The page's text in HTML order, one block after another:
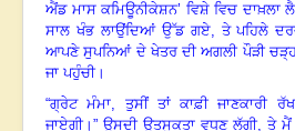
ਐਂਡ ਮਾਸ ਕਮਿਊਨੀਕੇਸ਼ਨ’ ਵਿਸ਼ੇ ਵਿਚ ਦਾਖ਼ਲਾ
ਸਾਲ ਖੰਭ ਲਾਉਂਦਿਆਂ ਉੱਡ ਗਏ, ਤੇ ਪਹਿਲੇ
ਆਪਣੇ ਸੁਪਨਿਆਂ ਦੇ ਖੇਤਰ ਦੀ ਅਗਲੀ ਪੌੜੀ
ਜਾ ਪਹੁੰਚੀ।
“ਗ੍ਰੇਟ ਮੰਮਾ, ਤੁਸੀਂ ਤਾਂ ਕਾਫ਼ੀ ਜਾਣਕਾਰੀ
ਜਾਏਗੀ। ” ਉਸਦੀ ਉਤਸੁਕਤਾ ਵਧਣ ਲੱਗੀ, ਤੇ ਮੈਂ